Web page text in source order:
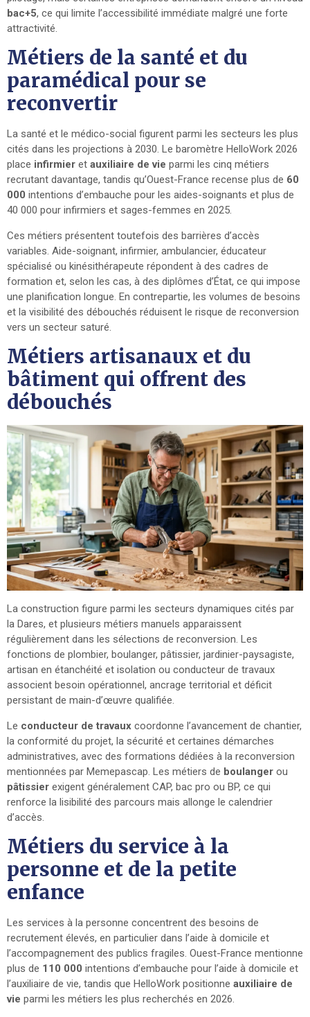
bac+5, ce qui limite l’accessibilité immédiate malgré une forte
attractivité.
Métiers de la santé et du
paramédical pour se
reconvertir
La santé et le médico-social figurent parmi les secteurs les plus
cités dans les projections à 2030. Le baromètre HelloWork 2026
place infirmier et auxiliaire de vie parmi les cinq métiers
recrutant davantage, tandis qu’Ouest-France recense plus de 60
000 intentions d’embauche pour les aides-soignants et plus de
40 000 pour infirmiers et sages-femmes en 2025.
Ces métiers présentent toutefois des barrières d’accès
variables. Aide-soignant, infirmier, ambulancier, éducateur
spécialisé ou kinésithérapeute répondent à des cadres de
formation et, selon les cas, à des diplômes d’État, ce qui impose
une planification longue. En contrepartie, les volumes de besoins
et la visibilité des débouchés réduisent le risque de reconversion
vers un secteur saturé.
Métiers artisanaux et du
bâtiment qui offrent des
débouchés
La construction figure parmi les secteurs dynamiques cités par
la Dares, et plusieurs métiers manuels apparaissent
régulièrement dans les sélections de reconversion. Les
fonctions de plombier, boulanger, pâtissier, jardinier-paysagiste,
artisan en étanchéité et isolation ou conducteur de travaux
associent besoin opérationnel, ancrage territorial et déficit
persistant de main-d’œuvre qualifiée.
Le conducteur de travaux coordonne l’avancement de chantier,
la conformité du projet, la sécurité et certaines démarches
administratives, avec des formations dédiées à la reconversion
mentionnées par Memepascap. Les métiers de boulanger ou
pâtissier exigent généralement CAP, bac pro ou BP, ce qui
renforce la lisibilité des parcours mais allonge le calendrier
d’accès.
Métiers du service à la
personne et de la petite
enfance
Les services à la personne concentrent des besoins de
recrutement élevés, en particulier dans l’aide à domicile et
l’accompagnement des publics fragiles. Ouest-France mentionne
plus de 110 000 intentions d’embauche pour l’aide à domicile et
l’auxiliaire de vie, tandis que HelloWork positionne auxiliaire de
vie parmi les métiers les plus recherchés en 2026.